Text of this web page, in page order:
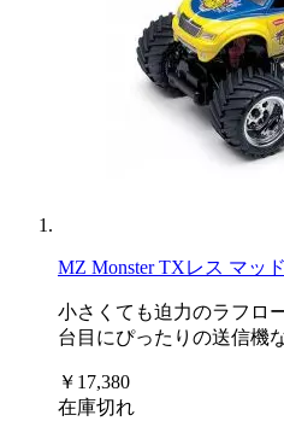
MZ Monster TXレス マッ
小さくても迫力のラフロ
台目にぴったりの送信機
￥17,380
在庫切れ